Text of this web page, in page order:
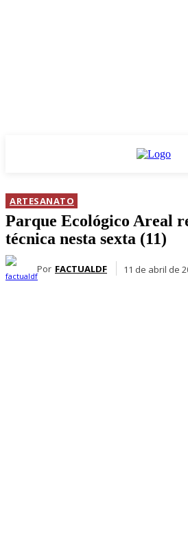
ARTESANATO
Parque Ecológico Areal
técnica nesta sexta (11)
Por FACTUALDF 11 de abril de